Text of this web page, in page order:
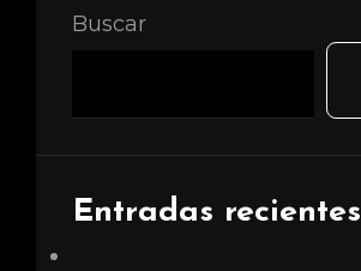
Buscar
Entradas recientes